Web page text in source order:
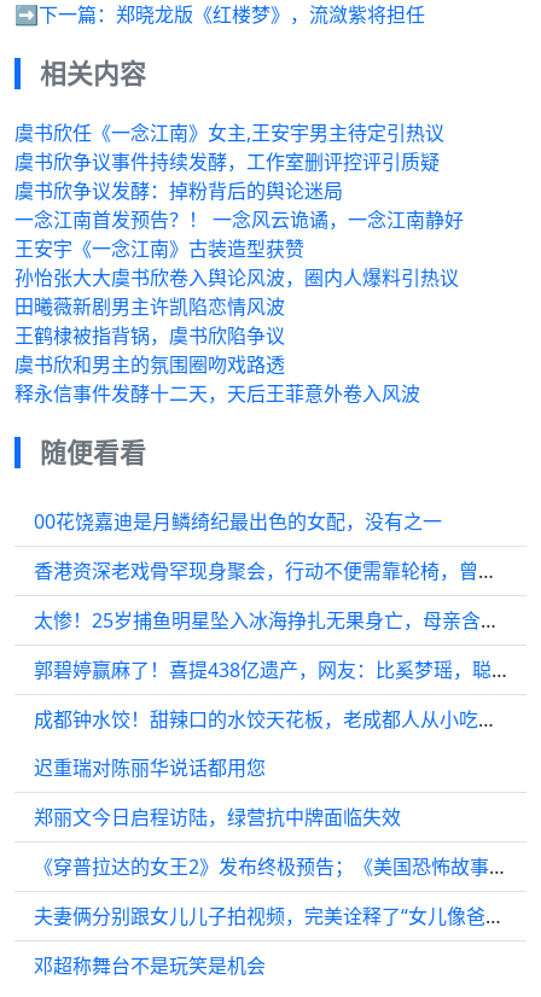
➡️下一篇： 郑晓龙版《红楼梦》，流潋紫将担任
相关内容
虞书欣任《一念江南》女主,王安宇男主待定引热议
虞书欣争议事件持续发酵，工作室删评控评引质疑
虞书欣争议发酵：掉粉背后的舆论迷局
一念江南首发预告？！ 一念风云诡谲，一念江南静好
王安宇《一念江南》古装造型获赞
孙怡张大大虞书欣卷入舆论风波，圈内人爆料引热议
田曦薇新剧男主许凯陷恋情风波
王鹤棣被指背锅，虞书欣陷争议
虞书欣和男主的氛围圈吻戏路透
释永信事件发酵十二天，天后王菲意外卷入风波
随便看看
00花饶嘉迪是月鳞绮纪最出色的女配，没有之一
香港资深老戏骨罕现身聚会，行动不便需靠轮椅，曾演“童年噩梦”
太惨！25岁捕鱼明星坠入冰海挣扎无果身亡，母亲含泪发声
郭碧婷赢麻了！喜提438亿遗产，网友：比奚梦瑶，聪明多了...
成都钟水饺！甜辣口的水饺天花板，老成都人从小吃到大
迟重瑞对陈丽华说话都用您
郑丽文今日启程访陆，绿营抗中牌面临失效
《穿普拉达的女王2》发布终极预告；《美国恐怖故事》第13季开拍
夫妻俩分别跟女儿儿子拍视频，完美诠释了“女儿像爸爸，儿子像妈妈”！
邓超称舞台不是玩笑是机会